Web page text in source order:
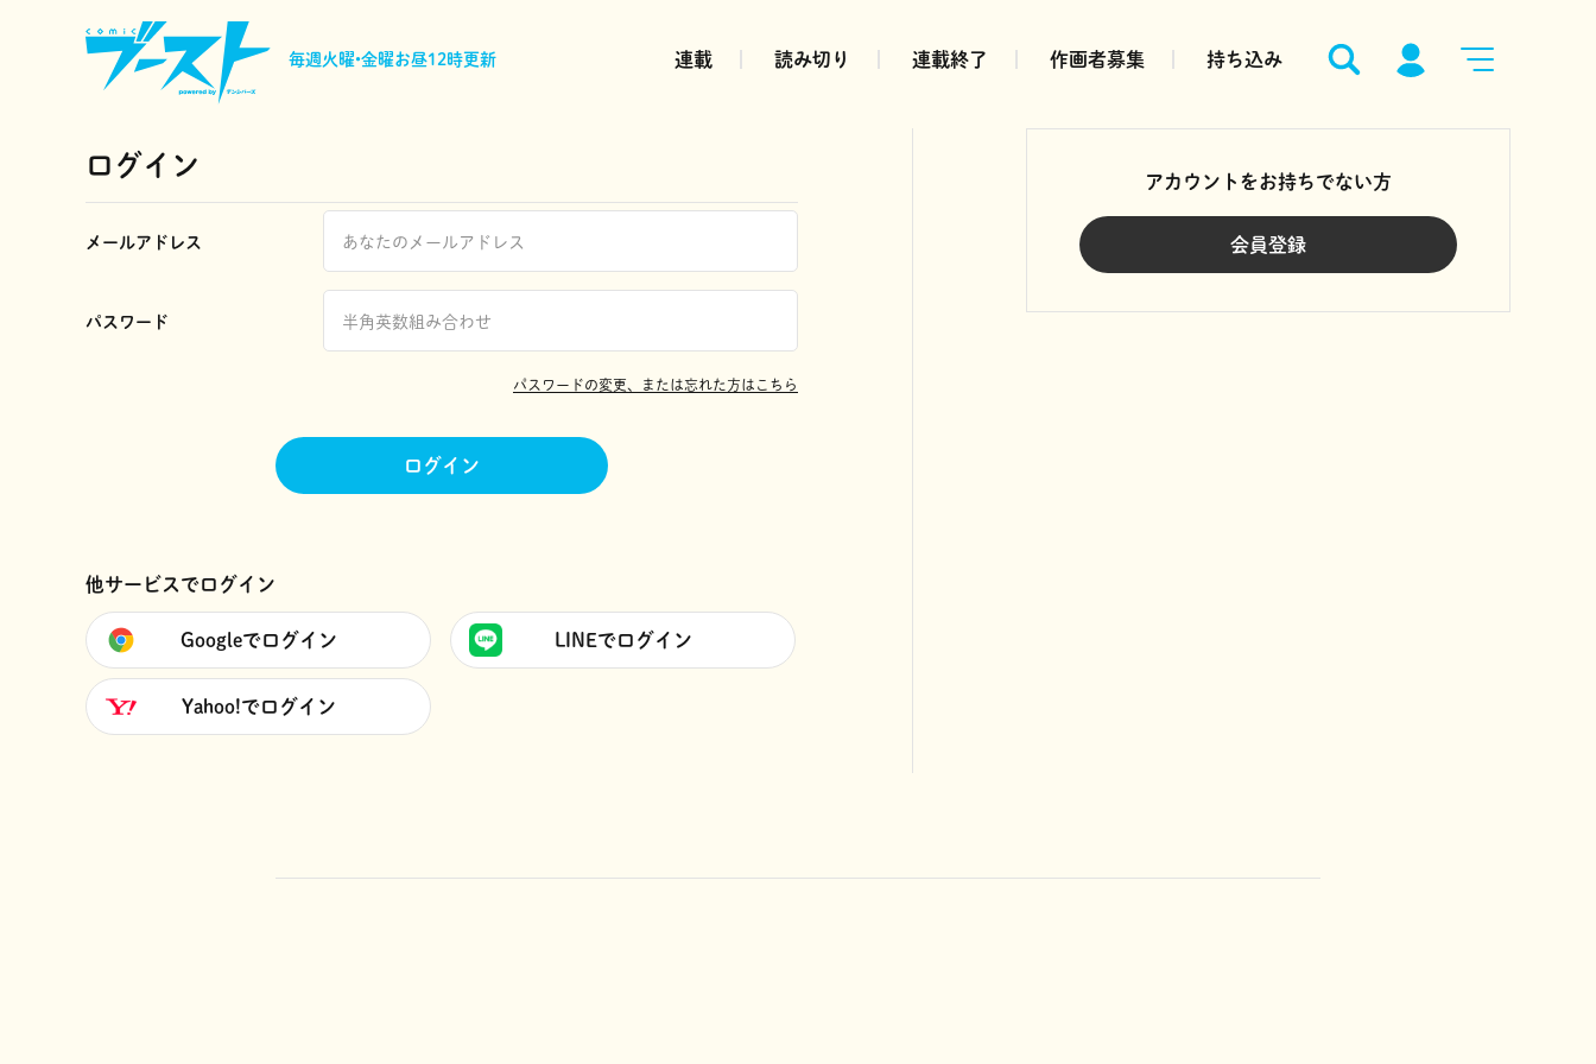
毎週火曜•金曜お昼12時更新 連載 読み切り 連載終了 作画者募集 持ち込み
ログイン
メールアドレス
パスワード
パスワードの変更、または忘れた方はこちら
ログイン
他サービスでログイン
Googleでログイン LINEでログイン
Yahoo!でログイン
アカウントをお持ちでない方
会員登録